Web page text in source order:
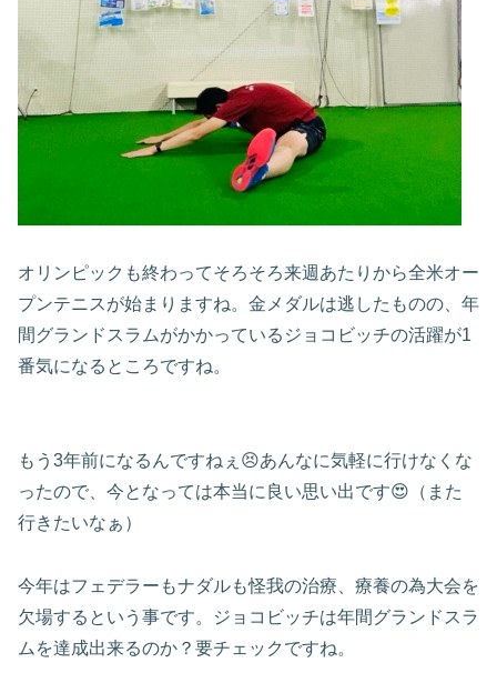
オリンピックも終わってそろそろ来週あたりから全米オー
プンテニスが始まりますね。金メダルは逃したものの、年
間グランドスラムがかかっているジョコビッチの活躍が1
番気になるところですね。
もう3年前になるんですねぇ😣あんなに気軽に行けなくな
ったので、今となっては本当に良い思い出です😍（また
行きたいなぁ）
今年はフェデラーもナダルも怪我の治療、療養の為大会を
欠場するという事です。ジョコビッチは年間グランドスラ
ムを達成出来るのか？要チェックですね。